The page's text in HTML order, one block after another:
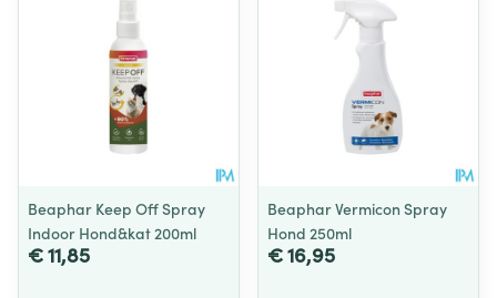
Beaphar Keep Off Spray
Indoor Hond&kat 200ml
€ 11,85
Beaphar Vermicon Spray
Hond 250ml
€ 16,95